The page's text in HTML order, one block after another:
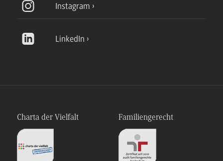
Instagram
LinkedIn
Charta der Vielfalt Familiengerecht